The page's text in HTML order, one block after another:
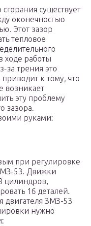
существует
оконечностью
Этот зазор
тепловое
ходе работы
за трения это
приводит к тому, что
возникает
эту проблему
зазора.
руками:
при регулировке
53. Движки
цилиндров,
16 деталей.
двигателя ЗМЗ-53
нужно